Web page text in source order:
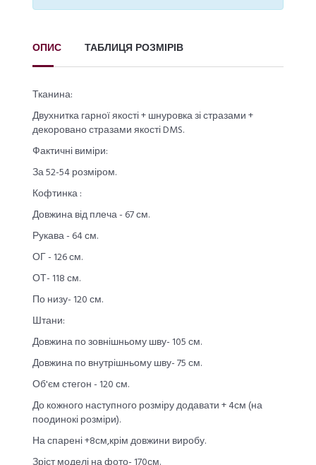
ОПИС ТАБЛИЦЯ РОЗМІРІВ
Тканина:
Двухнитка гарної якості + шнуровка зі стразами +
декоровано стразами якості DMS.
Фактичні виміри:
За 52-54 розміром.
Кофтинка :
Довжина від плеча - 67 см.
Рукава - 64 см.
ОГ - 126 см.
ОТ- 118 см.
По низу- 120 см.
Штани:
Довжина по зовнішньому шву- 105 см.
Довжина по внутрішньому шву- 75 см.
Об'єм стегон - 120 см.
До кожного наступного розміру додавати + 4см (на
поодинокі розміри).
На спарені +8см,крім довжини виробу.